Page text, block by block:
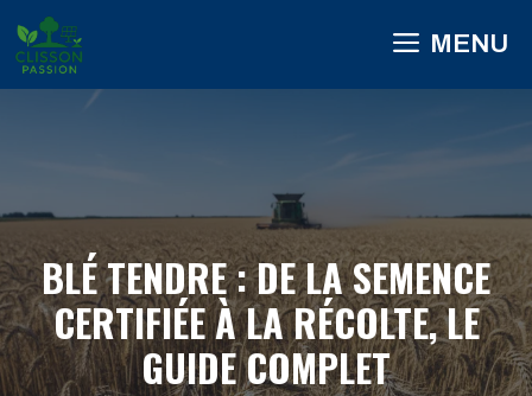
au
contenu
MENU
BLÉ TENDRE : DE LA SEMENCE
CERTIFIÉE À LA RÉCOLTE, LE
GUIDE COMPLET